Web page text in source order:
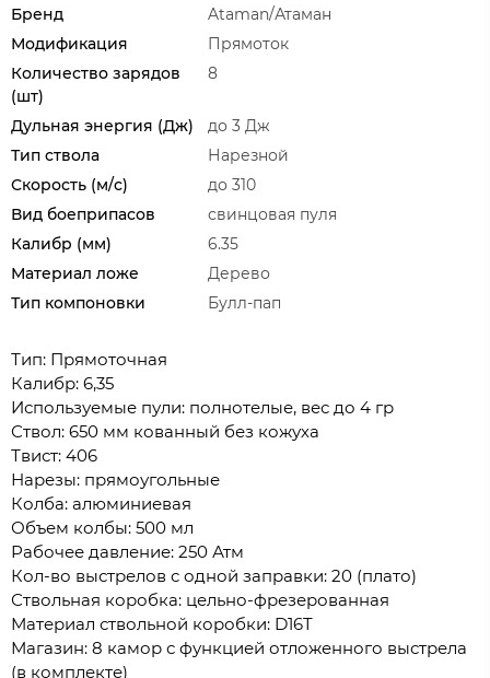
Бренд
Ataman/Атаман
Модификация
Прямоток
Количество зарядов
(шт)
8
Дульная энергия (Дж)
до 3 Дж
Тип ствола
Нарезной
Скорость (м/с)
до 310
Вид боеприпасов
свинцовая пуля
Калибр (мм)
6.35
Материал ложе
Дерево
Тип компоновки
Булл-пап
Тип: Прямоточная
Калибр: 6,35
Используемые пули: полнотелые, вес до 4 гр
Ствол: 650 мм кованный без кожуха
Твист: 406
Нарезы: прямоугольные
Колба: алюминиевая
Объем колбы: 500 мл
Рабочее давление: 250 Атм
Кол-во выстрелов с одной заправки: 20 (плато)
Ствольная коробка: цельно-фрезерованная
Материал ствольной коробки: D16T
Магазин: 8 камор с функцией отложенного выстрела
(в комплекте)